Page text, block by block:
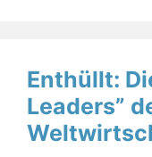
Enthüllt:
Leaders”